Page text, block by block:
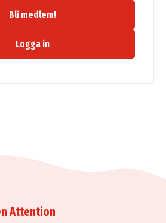
Bli medlem!
Logga in
Attention